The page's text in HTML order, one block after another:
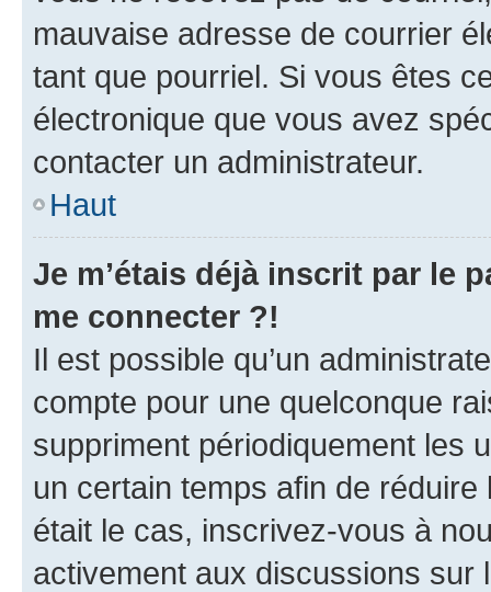
mauvaise adresse de courrier
tant que pourriel. Si vous êtes
électronique que vous avez
contacter un administrateur.
Haut
Je m’étais déjà inscrit par le
me connecter ?!
Il est possible qu’un
compte pour une quelconque
suppriment périodiquement les
un certain temps afin de
était le cas, inscrivez-vous à
activement aux discussions sur